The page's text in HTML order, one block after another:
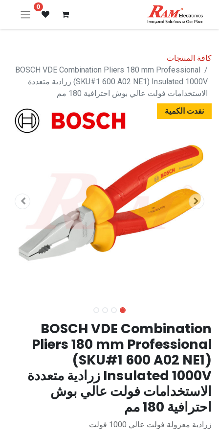
0
كافة المنتجات
BOSCH VDE Combination Pliers 180 mm Professional
(SKU#1 600 A02 NE1) Insulated 1000V زرادية متعددة
الاستخدامات فولت عالي بوش احترافية 180 مم
نفدت الكمية
BOSCH VDE Combination
Pliers 180 mm Professional
(SKU#1 600 A02 NE1)
Insulated 1000V زرادية متعددة
الاستخدامات فولت عالي بوش
احترافية 180 مم
زرادية معزولة فولت عالي 1000 فولت